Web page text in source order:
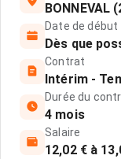
BONNEVAL
Date de début
Dès que
Contrat
Intérim -
Durée du
4 mois
Salaire
12,02 € à